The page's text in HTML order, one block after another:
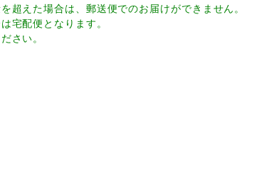
超えた場合は、郵送便でのお届けができません。
宅配便となります。
さい。